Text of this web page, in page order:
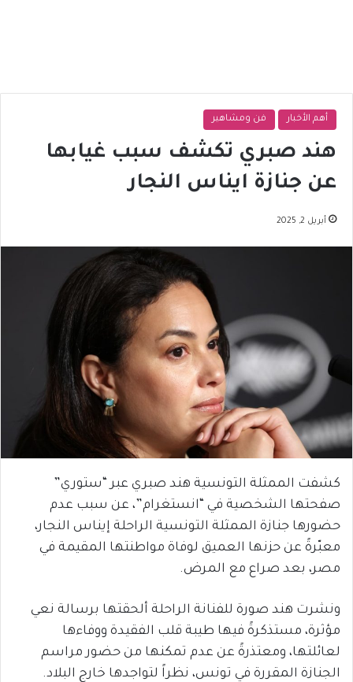
أهم الأخبار فن ومشاهير
هند صبري تكشف سبب غيابها
عن جنازة ايناس النجار
أبريل 2, 2025
كشفت الممثلة التونسية هند صبري عبر “ستوري”
صفحتها الشخصية في “انستغرام”، عن سبب عدم
حضورها جنازة الممثلة التونسية الراحلة إيناس النجار،
معبّرةً عن حزنها العميق لوفاة مواطنتها المقيمة في
مصر، بعد صراع مع المرض.
ونشرت هند صورة للفنانة الراحلة ألحقتها برسالة نعي
مؤثرة، مستذكرةً فيها طيبة قلب الفقيدة ووفاءها
لعائلتها، ومعتذرةً عن عدم تمكنها من حضور مراسم
الجنازة المقررة في تونس، نظراً لتواجدها خارج البلاد.